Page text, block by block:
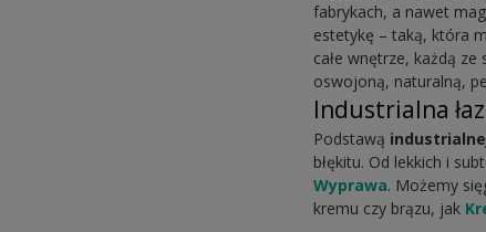
fabrykach, a nawet
estetykę – taką, która
całe wnętrze, każdą
oswojoną, naturalną,
Industrialna
Podstawą
błękitu. Od lekkich i
Wyprawa. Możemy
kremu czy brązu, jak